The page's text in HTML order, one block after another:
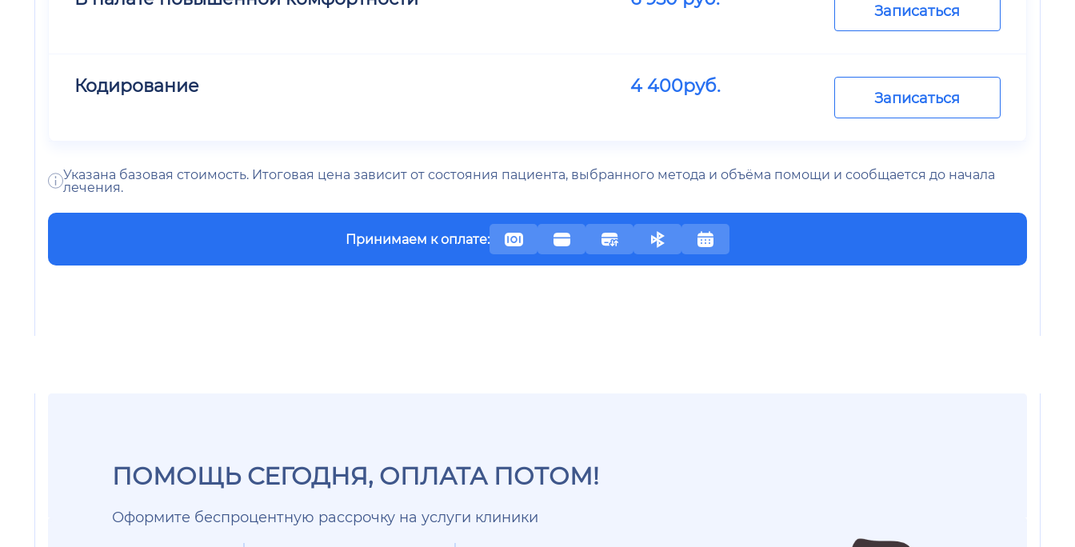
Записаться
Кодирование 4 400руб.
Записаться
Указана базовая стоимость. Итоговая цена зависит от состояния пациента, выбранного метода и объёма помощи и сообщается до начала
лечения.
Принимаем к оплате:
ПОМОЩЬ СЕГОДНЯ, ОПЛАТА ПОТОМ!
Оформите беспроцентную рассрочку на услуги клиники